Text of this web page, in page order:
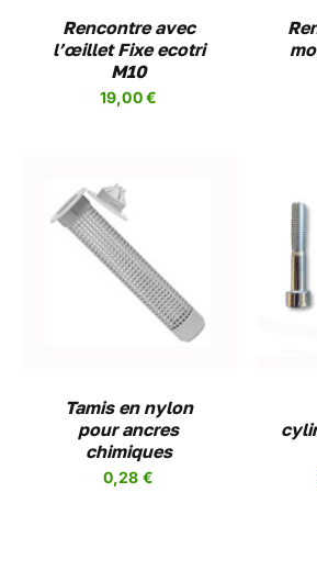
Rencontre avec
l’œillet Fixe ecotri
M10
19,00€
Tamis en nylon
pour ancres
chimiques
0,28 €
CHOIX DES OPTIONS
CE
PRODUIT
PLUSIEURS
OPTIONS
PEUVENT
ÊTRE
CHOISIES
/ DETAILS